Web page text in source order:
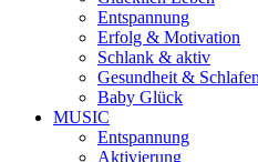
Entspannung
Erfolg & Motivation
Schlank & aktiv
Gesundheit & Schlafen
Baby Glück
MUSIC
Entspannung
Aktivierung